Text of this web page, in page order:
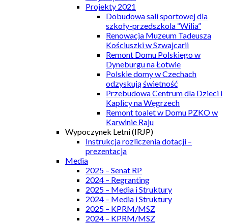
Projekty 2021
Dobudowa sali sportowej dla
szkoły-przedszkola “Wilia”
Renowacja Muzeum Tadeusza
Kościuszki w Szwajcarii
Remont Domu Polskiego w
Dyneburgu na Łotwie
Polskie domy w Czechach
odzyskują świetność
Przebudowa Centrum dla Dzieci i
Kaplicy na Węgrzech
Remont toalet w Domu PZKO w
Karwinie Raju
Wypoczynek Letni (IRJP)
Instrukcja rozliczenia dotacji –
prezentacja
Media
2025 – Senat RP
2024 – Regranting
2025 – Media i Struktury
2024 – Media i Struktury
2025 – KPRM/MSZ
2024 – KPRM/MSZ